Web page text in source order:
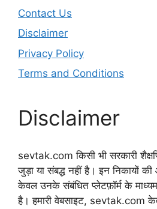
Contact Us
Disclaimer
Privacy Policy
Terms and Conditions
Disclaimer
sevtak.com किसी भी सरकारी
जुड़ा या संबद्ध नहीं है। इन निकायों
केवल उनके संबंधित प्लेटफ़ॉर्म के
है। हमारी वेबसाइट, sevtak.com